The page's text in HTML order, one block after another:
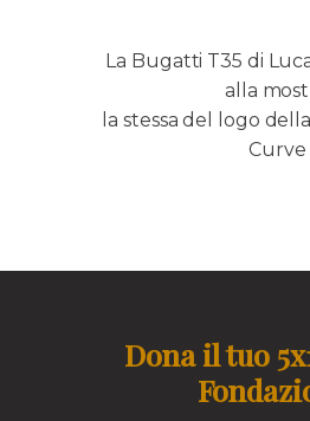
La Bugatti T35 di
alla
la stessa del logo
Curve
Dona il tuo